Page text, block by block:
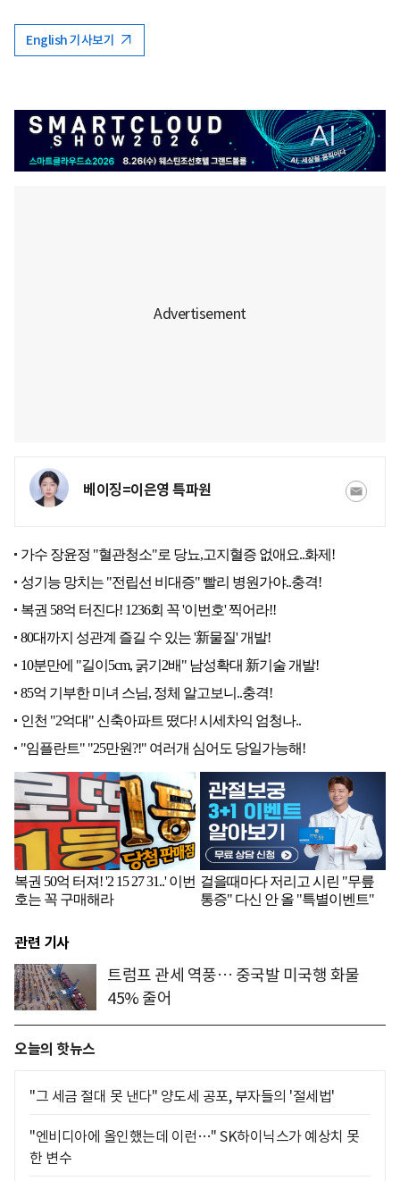
English 기사보기
베이징=이은영 특파원
관련 기사
트럼프 관세 역풍… 중국발 미국행 화물
45% 줄어
오늘의 핫뉴스
"그 세금 절대 못 낸다" 양도세 공포, 부자들의 '절세법'
"엔비디아에 올인했는데 이런…" SK하이닉스가 예상치 못
한 변수